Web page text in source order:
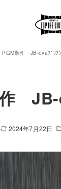
PGM製作 JB-evaﾌﾟﾘｱ
JB-
2024年7月22日